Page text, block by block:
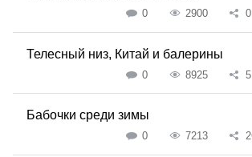
0 2900 0
Телесный низ, Китай и балерины
0 8925 5
Бабочки среди зимы
0 7213